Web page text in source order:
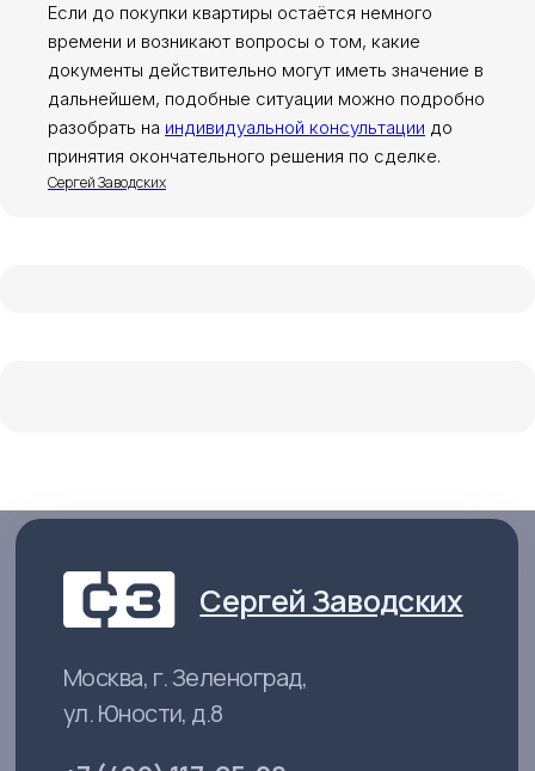
Если до покупки квартиры остаётся немного
времени и возникают вопросы о том, какие
документы действительно могут иметь значение в
дальнейшем, подобные ситуации можно подробно
разобрать на индивидуальной консультации до
принятия окончательного решения по сделке.
Сергей Заводских